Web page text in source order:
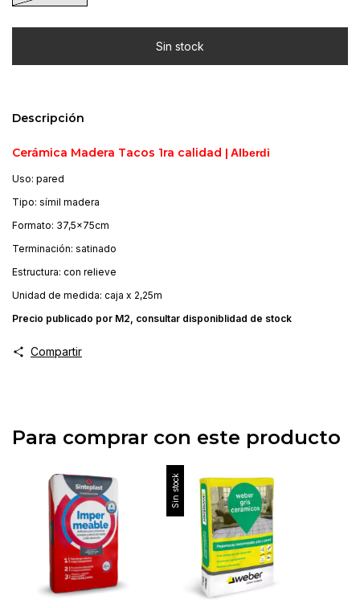
Descripción
Cerámica Madera Tacos 1ra calidad | Alberdi
Uso: pared
Tipo: símil madera
Formato: 37,5x75cm
Terminación: satinado
Estructura: con relieve
Unidad de medida: caja x 2,25m
Precio publicado por M2, consultar disponiblidad de stock
Compartir
Para comprar con este producto
Sin stock